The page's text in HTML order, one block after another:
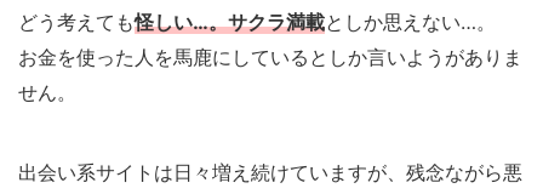
どう考えても怪しい…。サクラ満載としか思えない…。
お金を使った人を馬鹿にしているとしか言いようがありま
せん。
出会い系サイトは日々増え続けていますが、残念ながら悪